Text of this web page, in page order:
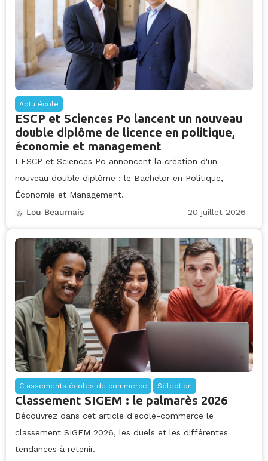
Actu école
ESCP et Sciences Po lancent un nouveau
double diplôme de licence en politique,
économie et management
L'ESCP et Sciences Po annoncent la création d'un
nouveau double diplôme : le Bachelor en Politique,
Économie et Management.
Lou Beaumais
20 juillet 2026
Classements écoles de commerce Sélection
Classement SIGEM : le palmarès 2026
Découvrez dans cet article d'ecole-commerce le
classement SIGEM 2026, les duels et les différentes
tendances à retenir.